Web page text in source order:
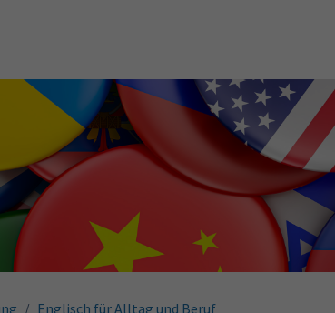
Englisch für Alltag und Beruf